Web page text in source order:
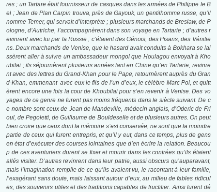
res ; un Tartare était fournisseur de casques dans les armées de Philippe le B
el ; Jean de Plan Carpin trouva, près de Gayouk, un gentilhomme russe, qu’il
nomme Temer, qui servait d’interprète ; plusieurs marchands de Breslaw, de P
ologne, d’Autriche, l’accompagnèrent dans son voyage en Tartarie ; d’autres r
evinrent avec lui par la Russie ; c’étaient des Génois, des Pisans, des Vénitie
ns. Deux marchands de Venise, que le hasard avait conduits à Bokhara se lai
ssèrent aller à suivre un ambassadeur mongol que Houlagou envoyait à Kho
ubilai ; ils séjournèrent plusieurs années tant en Chine qu’en Tartarie, revinre
nt avec des lettres du Grand-Khan pour le Pape, retournèrent auprès du Gran
d-Khan, emmenant avec eux le fils de l’un d’eux, le célèbre Marc Pol, et quitt
èrent encore une fois la cour de Khoubilai pour s’en revenir à Venise. Des vo
yages de ce genre ne furent pas moins fréquents dans le siècle suivant. De c
e nombre sont ceux de Jean de Mandeville, médecin anglais, d’Oderic de Fri
oul, de Pegoletti, de Guillaume de Bouldeselle et de plusieurs autres. On peut
bien croire que ceux dont la mémoire s’est conservée, ne sont que la moindre
partie de ceux qui furent entrepris, et qu’il y eut, dans ce temps, plus de gens
en état d’exécuter des courses lointaines que d’en écrire la relation. Beaucou
p de ces aventuriers durent se fixer et mourir dans les contrées qu’ils étaient
allés visiter. D’autres revinrent dans leur patrie, aussi obscurs qu’auparavant,
mais l’imagination remplie de ce qu’ils avaient vu, le racontant à leur famille,
l’exagérant sans doute, mais laissant autour d’eux, au milieu de fables ridicul
es, des souvenirs utiles et des traditions capables de fructifier. Ainsi furent dé